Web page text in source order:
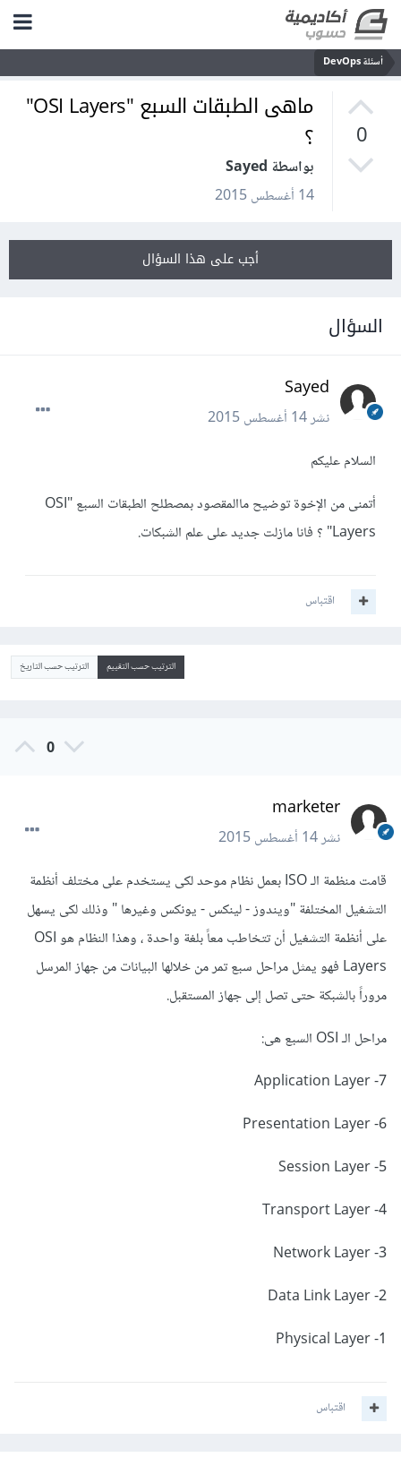
أسئلة DevOps
0
ماهى الطبقات السبع "OSI Layers"
؟
بواسطة Sayed
14 أغسطس 2015
أجب على هذا السؤال
السؤال
Sayed
نشر14 أغسطس 2015
السلام عليكم
أتمنى من الإخوة توضيح ماالمقصود بمصطلح الطبقات السبع "OSI
Layers" ؟ فانا مازلت جديد على علم الشبكات.
اقتباس
الترتيب حسب التقييم الترتيب حسب التاريخ
0
marketer
نشر14 أغسطس 2015
قامت منظمة الـ ISO بعمل نظام موحد لكى يستخدم على مختلف أنظمة
التشغيل المختلفة "ويندوز - لينكس - يونكس وغيرها " وذلك لكى يسهل
على أنظمة التشغيل أن تتخاطب معاً بلغة واحدة ، وهذا النظام هو OSI
Layers فهو يمثل مراحل سبع تمر من خلالها البيانات من جهاز المرسل
مروراً بالشبكة حتى تصل إلى جهاز المستقبل.
مراحل الـ OSI السبع هى:
7- Application Layer
6- Presentation Layer
5- Session Layer
4- Transport Layer
3- Network Layer
2- Data Link Layer
1- Physical Layer
اقتباس